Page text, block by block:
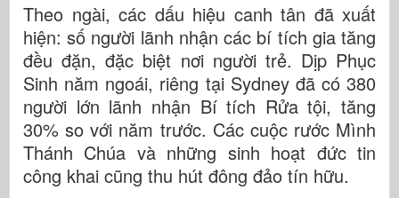
Theo ngài, các dấu hiệu canh tân đã xuất
hiện: số người lãnh nhận các bí tích gia tăng
đều đặn, đặc biệt nơi người trẻ. Dịp Phục
Sinh năm ngoái, riêng tại Sydney đã có 380
người lớn lãnh nhận Bí tích Rửa tội, tăng
30% so với năm trước. Các cuộc rước Mình
Thánh Chúa và những sinh hoạt đức tin
công khai cũng thu hút đông đảo tín hữu.